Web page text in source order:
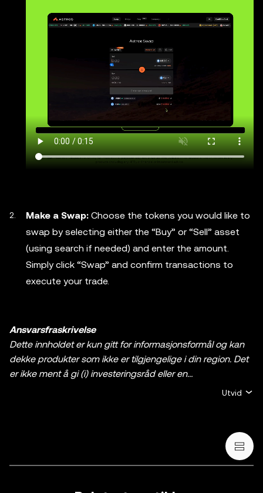
Make a Swap: Choose the tokens you would like to
swap by selecting either the “Buy” or “Sell” asset
(using search if needed) and enter the amount.
Simply click “Swap” and confirm transactions to
execute your trade.
Ansvarsfraskrivelse
Dette innholdet er kun gitt for informasjonsformål og kan
dekke produkter som ikke er tilgjengelige i din region. Det
er ikke ment å gi (i) investeringsråd eller en
investeringsanbefaling, (ii) et tilbud eller oppfordring til å
inkludert stablecoins og NFT-er, innebærer høy grad av
risiko og kan svinge mye. Du bør vurdere nøye om trading
Utvid